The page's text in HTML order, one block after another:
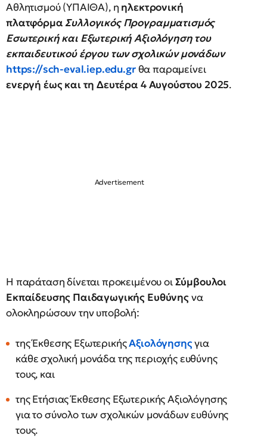
Αθλητισμού (ΥΠΑΙΘΑ), η ηλεκτρονική
πλατφόρμαΣυλλογικός Προγραμματισμός
Εσωτερική και Εξωτερική Αξιολόγηση του
εκπαιδευτικού έργου των σχολικών μονάδων
https://sch-eval.iep.edu.grθα παραμείνει
ενεργή έως και τη Δευτέρα 4 Αυγούστου 2025.
Η παράταση δίνεται προκειμένου οιΣύμβουλοι
Εκπαίδευσης Παιδαγωγικής Ευθύνηςνα
ολοκληρώσουν την υποβολή:
της Έκθεσης ΕξωτερικήςΑξιολόγησηςγια
κάθε σχολική μονάδα της περιοχής ευθύνης
τους, και
της Ετήσιας Έκθεσης Εξωτερικής Αξιολόγησης
για το σύνολο των σχολικών μονάδων ευθύνης
τους.